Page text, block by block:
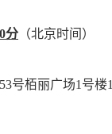
分 （北京时间）
53号栢丽广场1号楼